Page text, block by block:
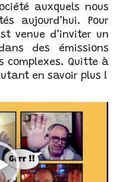
auxquels nous
aujourd’hui. Pour
venue d’inviter un
des émissions
complexes. Quitte à
en savoir plus !